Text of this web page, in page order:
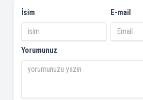
İsim E-mail
Yorumunuz